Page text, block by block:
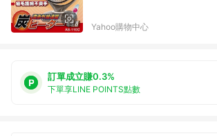
Yahoo購物中心
訂單成立賺0.3%
下單享LINE POINTS點數